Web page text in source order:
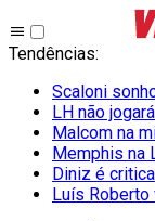
Tendências:
Scaloni
LH não
Malcom na
Memphis na
Diniz é
Luís Roberto